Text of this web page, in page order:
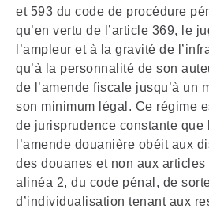
et 593 du code de procédure
qu’en vertu de l’article 369, le
l’ampleur et à la gravité de
qu’à la personnalité de son
de l’amende fiscale jusqu’à un
son minimum légal. Ce régime
de jurisprudence constante que
l’amende douanière obéit aux
des douanes et non aux articles
alinéa 2, du code pénal, de
d’individualisation tenant aux